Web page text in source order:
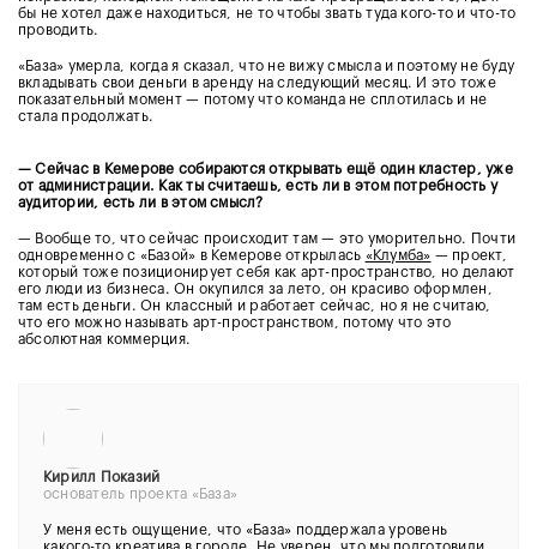
бы не хотел даже находиться, не то чтобы звать туда кого-то и что-то
проводить.
«База» умерла, когда я сказал, что не вижу смысла и поэтому не буду
вкладывать свои деньги в аренду на следующий месяц. И это тоже
показательный момент — потому что команда не сплотилась и не
стала продолжать.
— Сейчас в Кемерове собираются открывать ещё один кластер, уже
от администрации. Как ты считаешь, есть ли в этом потребность у
аудитории, есть ли в этом смысл?
— Вообще то, что сейчас происходит там — это уморительно. Почти
одновременно с «Базой» в Кемерове открылась «Клумба» — проект,
который тоже позиционирует себя как арт-пространство, но делают
его люди из бизнеса. Он окупился за лето, он красиво оформлен,
там есть деньги. Он классный и работает сейчас, но я не считаю,
что его можно называть арт-пространством, потому что это
абсолютная коммерция.
Кирилл Показий
основатель проекта «База»
У меня есть ощущение, что «База» поддержала уровень